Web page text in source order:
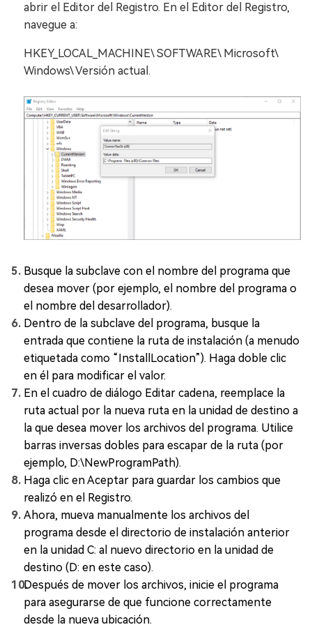
abrir el Editor del Registro. En el Editor del Registro,
navegue a:
HKEY_LOCAL_MACHINE\ SOFTWARE\ Microsoft\
Windows\ Versión actual.
Busque la subclave con el nombre del programa que
desea mover (por ejemplo, el nombre del programa o
el nombre del desarrollador).
Dentro de la subclave del programa, busque la
entrada que contiene la ruta de instalación (a menudo
etiquetada como “InstallLocation”). Haga doble clic
en él para modificar el valor.
En el cuadro de diálogo Editar cadena, reemplace la
ruta actual por la nueva ruta en la unidad de destino a
la que desea mover los archivos del programa. Utilice
barras inversas dobles para escapar de la ruta (por
ejemplo, D:\NewProgramPath).
Haga clic en Aceptar para guardar los cambios que
realizó en el Registro.
Ahora, mueva manualmente los archivos del
programa desde el directorio de instalación anterior
en la unidad C: al nuevo directorio en la unidad de
destino (D: en este caso).
Después de mover los archivos, inicie el programa
para asegurarse de que funcione correctamente
desde la nueva ubicación.